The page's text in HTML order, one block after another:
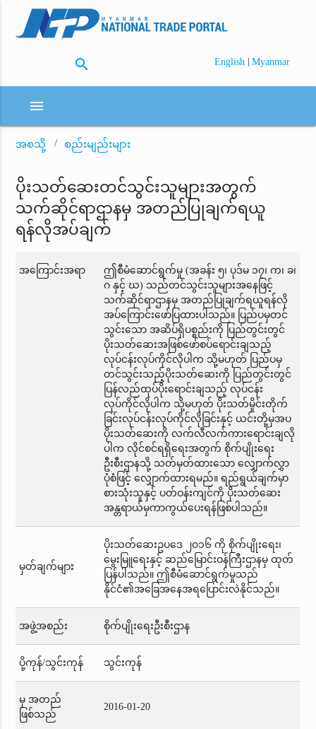
search English | Myanmar
menu
အစသို့ စည်းမျည်းများ
ပိုးသတ်ဆေးတင်သွင်းသူများအတွက်
သက်ဆိုင်ရာဌာနမှ အတည်ပြုချက်ရယူ
ရန်လိုအပ်ချက်
အကြောင်းအရာ
ဤစီမံဆောင်ရွက်မှု (အခန်း ၅၊ ပုဒ်မ ၁၇၊ က၊ ခ၊
ဂ နှင့် ဃ) သည်တင်သွင်းသူများအနေဖြင့်
သက်ဆိုင်ရာဌာနမှ အတည်ပြုချက်ရယူရန်လို
အပ်ကြောင်းဖော်ပြထားပါသည်။ ပြည်ပမှတင်
သွင်းသော အဆိပ်ရှိပစ္စည်းကို ပြည်တွင်းတွင်
ပိုးသတ်ဆေးအဖြစ်ဖော်စပ်ရောင်းချသည့်
လုပ်ငန်းလုပ်ကိုင်လိုပါက သို့မဟုတ် ပြည်ပမှ
တင်သွင်းသည့်ပိုးသတ်ဆေးကို ပြည်တွင်းတွင်
ပြန်လည်ထုပ်ပိုးရောင်းချသည့် လုပ်ငန်း
လုပ်ကိုင်လိုပါက သို့မဟုတ် ပိုးသတ်မှိုင်းတိုက်
ခြင်းလုပ်ငန်းလုပ်ကိုင်လိုခြင်းနှင့် ယင်းတို့မှအပ
ပိုးသတ်ဆေးကို လက်လီလက်ကားရောင်းချလို
ပါက လိုင်စင်ရရှိရေးအတွက် စိုက်ပျိုးရေး
ဦးစီးဌာနသို့ သတ်မှတ်ထားသော လျှောက်လွှာ
ပုံစံဖြင့် လျှောက်ထားရမည်။ ရည်ရွယ်ချက်မှာ
စားသုံးသူနှင့် ပတ်ဝန်းကျင်ကို ပိုးသတ်ဆေး
အန္တရာယ်မှကာကွယ်ပေးရန်ဖြစ်ပါသည်။
မှတ်ချက်များ
ပိုးသတ်ဆေးဥပဒေ ၂၀၁၆ ကို စိုက်ပျိုးရေး၊
မွေးမြူရေးနှင့် ဆည်မြောင်းဝန်ကြီးဌာနမှ ထုတ်
ပြန်ပါသည်။ ဤစီမံဆောင်ရွက်မှုသည်
နိုင်ငံ၏အခြေအနေအရပြောင်းလဲနိုင်သည်။
အဖွဲ့အစည်း စိုက်ပျိုးရေးဦးစီးဌာန
ပို့ကုန်/သွင်းကုန် သွင်းကုန်
မှ အတည်
ဖြစ်သည်
2016-01-20